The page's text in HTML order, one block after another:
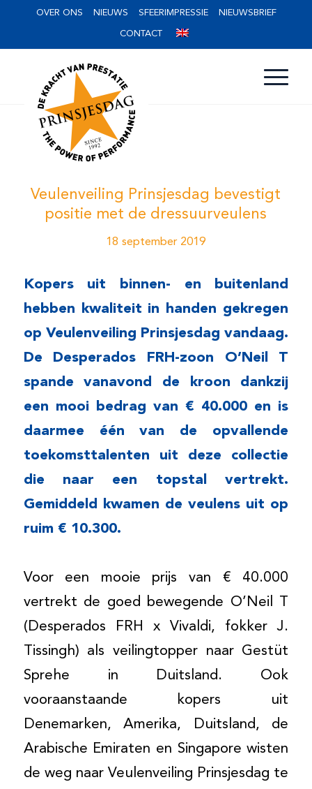
OVER ONS NIEUWS SFEERIMPRESSIE NIEUWSBRIEF
CONTACT
Veulenveiling Prinsjesdag bevestigt
positie met de dressuurveulens
18 september 2019
Kopers uit binnen- en buitenland
hebben kwaliteit in handen gekregen
op Veulenveiling Prinsjesdag vandaag.
De Desperados FRH-zoon O’Neil T
spande vanavond de kroon dankzij
een mooi bedrag van € 40.000 en is
daarmee één van de opvallende
toekomsttalenten uit deze collectie
die naar een topstal vertrekt.
Gemiddeld kwamen de veulens uit op
ruim € 10.300.
Voor een mooie prijs van € 40.000
vertrekt de goed bewegende O’Neil T
(Desperados FRH x Vivaldi, fokker J.
Tissingh) als veilingtopper naar Gestüt
Sprehe in Duitsland. Ook
vooraanstaande kopers uit
Denemarken, Amerika, Duitsland, de
Arabische Emiraten en Singapore wisten
de weg naar Veulenveiling Prinsjesdag te